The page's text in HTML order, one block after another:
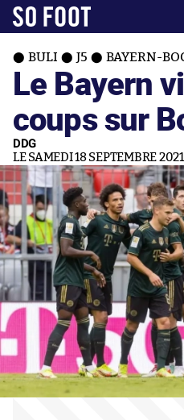
BULI J5 BAYERN-
Le Bayern
coups sur
DDG
LE SAMEDI 18 SEPTEMBRE 2021